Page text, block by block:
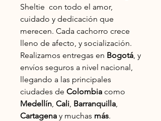
Sheltie con todo el amor,
cuidado y dedicación que
merecen. Cada cachorro crece
lleno de afecto, y socialización.
Realizamos entregas en Bogotá, y
envíos seguros a nivel nacional,
llegando a las principales
ciudades de Colombia como
Medellín, Cali, Barranquilla,
Cartagena y muchas más.